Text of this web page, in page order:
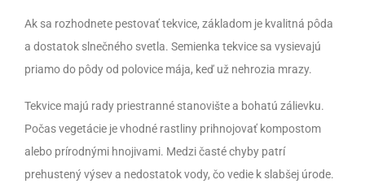
Ak sa rozhodnete pestovať tekvice, základom je kvalitná pôda
a dostatok slnečného svetla. Semienka tekvice sa vysievajú
priamo do pôdy od polovice mája, keď už nehrozia mrazy.
Tekvice majú rady priestranné stanovište a bohatú zálievku.
Počas vegetácie je vhodné rastliny prihnojovať kompostom
alebo prírodnými hnojivami. Medzi časté chyby patrí
prehustený výsev a nedostatok vody, čo vedie k slabšej úrode.